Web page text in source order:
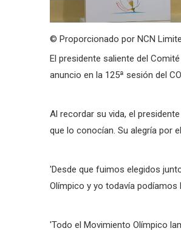
© Proporcionado por NCN
El presidente saliente del
anuncio en la 125ª sesión del
Al recordar su vida, el
que lo conocían. Su alegría por
'Desde que fuimos elegidos
Olímpico y yo todavía podíamos
'Todo el Movimiento Olímpico